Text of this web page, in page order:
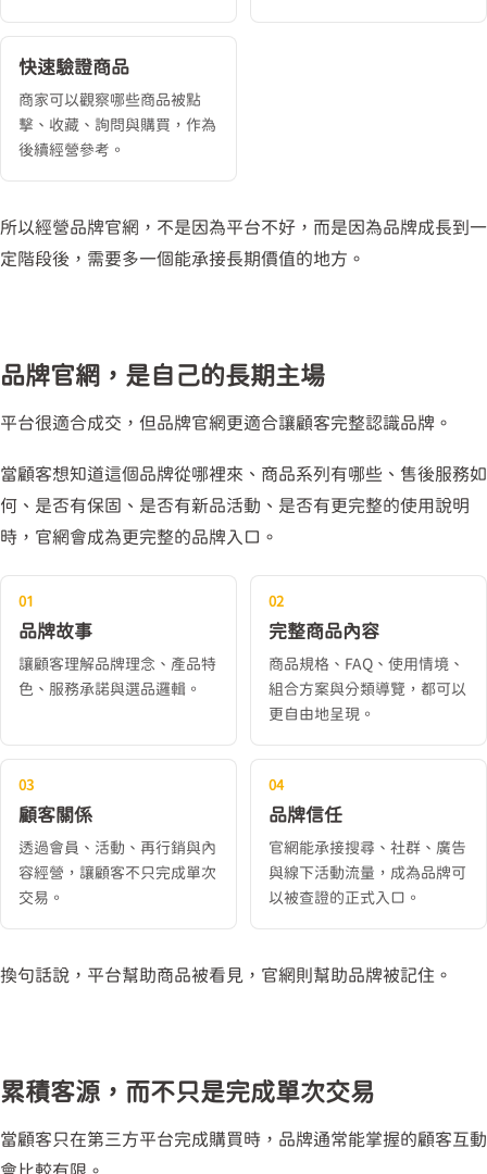
快速驗證商品
商家可以觀察哪些商品被點
擊、收藏、詢問與購買，作為
後續經營參考。
所以經營品牌官網，不是因為平台不好，而是因為品牌成長到一
定階段後，需要多一個能承接長期價值的地方。
品牌官網，是自己的長期主場
平台很適合成交，但品牌官網更適合讓顧客完整認識品牌。
當顧客想知道這個品牌從哪裡來、商品系列有哪些、售後服務如
何、是否有保固、是否有新品活動、是否有更完整的使用說明
時，官網會成為更完整的品牌入口。
01
品牌故事
讓顧客理解品牌理念、產品特
色、服務承諾與選品邏輯。
02
完整商品內容
商品規格、FAQ、使用情境、
組合方案與分類導覽，都可以
更自由地呈現。
03
顧客關係
透過會員、活動、再行銷與內
容經營，讓顧客不只完成單次
交易。
04
品牌信任
官網能承接搜尋、社群、廣告
與線下活動流量，成為品牌可
以被查證的正式入口。
換句話說，平台幫助商品被看見，官網則幫助品牌被記住。
累積客源，而不只是完成單次交易
當顧客只在第三方平台完成購買時，品牌通常能掌握的顧客互動